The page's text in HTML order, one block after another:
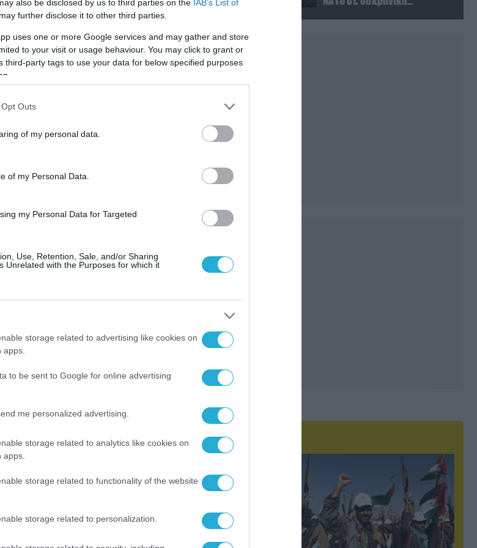
also be disclosed by us to third parties on the IAB’s List of
further disclose it to other third parties.
uses one or more Google services and may gather and store
to your visit or usage behaviour. You may click to grant or
third-party tags to use your data for below specified purposes
Outs
of my personal data.
of my Personal Data.
my Personal Data for Targeted
Use, Retention, Sale, and/or Sharing
Unrelated with the Purposes for which it
storage related to advertising like cookies on
to be sent to Google for online advertising
me personalized advertising.
storage related to analytics like cookies on
storage related to functionality of the website
storage related to personalization.
ρωσικό έδαφος!